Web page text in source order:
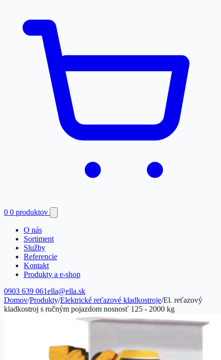
0 0 produktov
O nás
Sortiment
Služby
Referencie
Kontakt
Produkty a e-shop
0903 639 061ella@ella.sk
Domov/Produkty/Elektrické reťazové kladkostroje/El. reťazový
kladkostroj s ručným pojazdom nosnosť 125 - 2000 kg